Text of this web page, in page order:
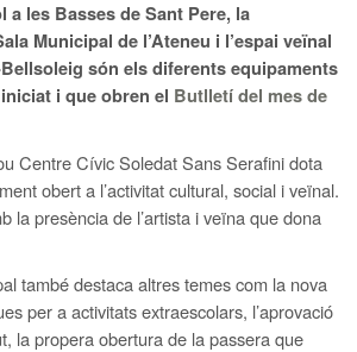
a les Basses de Sant Pere, la
Municipal de l’Ateneu i l’espai veïnal
són els diferents equipaments
i que obren el Butlletí del mes de
Centre Cívic Soledat Sans Serafini dota
obert a l’activitat cultural, social i veïnal.
la presència de l’artista i veïna que dona
també destaca altres temes com la nova
per a activitats extraescolars, l’aprovació
la propera obertura de la passera que